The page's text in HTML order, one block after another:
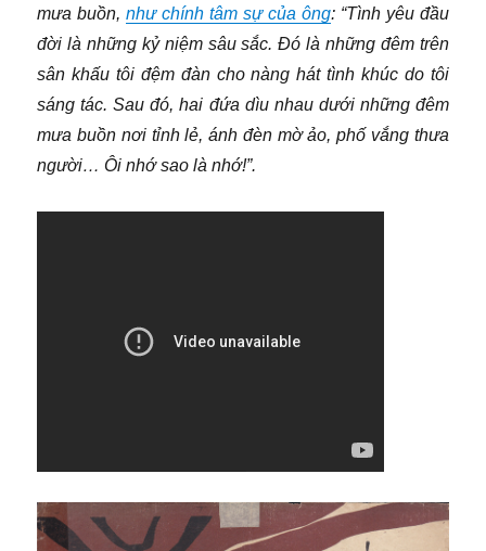
mưa buồn,như chính tâm sự của ông: “Tình yêu đầu
đời là những kỷ niệm sâu sắc. Đó là những đêm trên
sân khấu tôi đệm đàn cho nàng hát tình khúc do tôi
sáng tác. Sau đó, hai đứa dìu nhau dưới những đêm
mưa buồn nơi tỉnh lẻ, ánh đèn mờ ảo, phố vắng thưa
người… Ôi nhớ sao là nhớ!”.